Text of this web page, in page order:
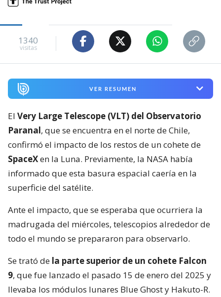
1340
visitas
VER RESUMEN
El Very Large Telescope (VLT) del Observatorio
Paranal, que se encuentra en el norte de Chile,
confirmó el impacto de los restos de un cohete de
SpaceXen la Luna. Previamente, la NASA había
informado que esta basura espacial caería en la
superficie del satélite.
Ante el impacto, que se esperaba que ocurriera la
madrugada del miércoles, telescopios alrededor de
todo el mundo se prepararon para observarlo.
Se trató de la parte superior de un cohete Falcon
9, que fue lanzado el pasado 15 de enero del 2025 y
llevaba los módulos lunares Blue Ghost y Hakuto-R.